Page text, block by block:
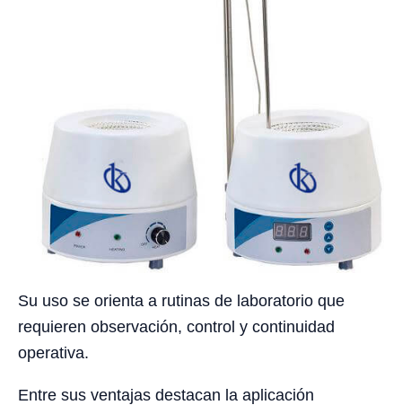
Su uso se orienta a rutinas de laboratorio que
requieren observación, control y continuidad
operativa.
Entre sus ventajas destacan la aplicación